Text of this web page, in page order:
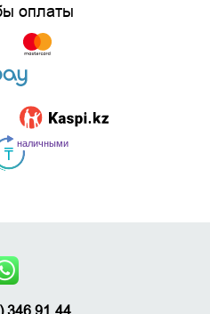
оплаты